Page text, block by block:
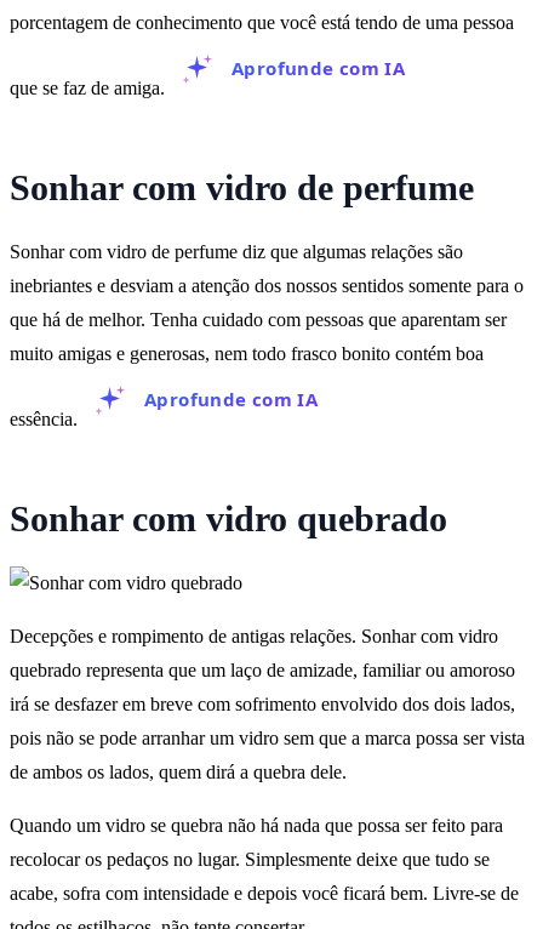
porcentagem de conhecimento que você está tendo de uma pessoa
que se faz de amiga.
Aprofunde com IA
Sonhar com vidro de perfume
Sonhar com vidro de perfume diz que algumas relações são
inebriantes e desviam a atenção dos nossos sentidos somente para o
que há de melhor. Tenha cuidado com pessoas que aparentam ser
muito amigas e generosas, nem todo frasco bonito contém boa
essência.
Aprofunde com IA
Sonhar com vidro quebrado
Decepções e rompimento de antigas relações. Sonhar com vidro
quebrado representa que um laço de amizade, familiar ou amoroso
irá se desfazer em breve com sofrimento envolvido dos dois lados,
pois não se pode arranhar um vidro sem que a marca possa ser vista
de ambos os lados, quem dirá a quebra dele.
Quando um vidro se quebra não há nada que possa ser feito para
recolocar os pedaços no lugar. Simplesmente deixe que tudo se
acabe, sofra com intensidade e depois você ficará bem. Livre-se de